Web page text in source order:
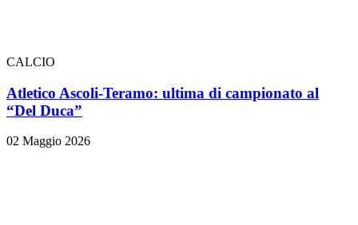
CALCIO
Atletico Ascoli-Teramo: ultima di campionato al
“Del Duca”
02 Maggio 2026